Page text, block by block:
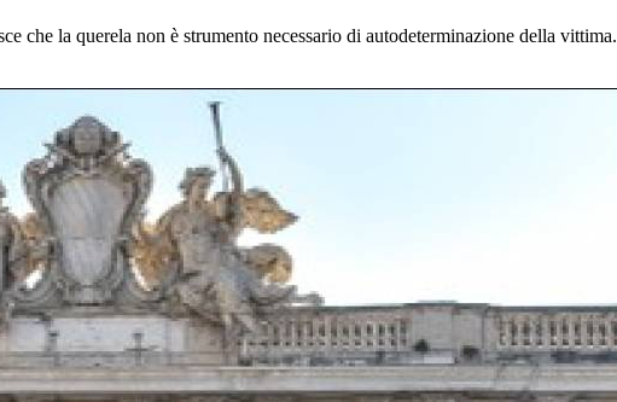
che la querela non è strumento necessario di autodeterminazione della vittima.